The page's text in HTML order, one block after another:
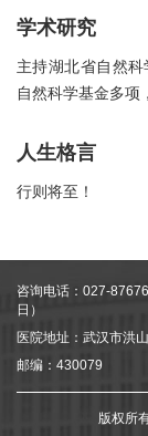
学术研究
主持湖北省自然
自然科学基金多项
人生格言
行则将至！
咨询电话：027-
日）
医院地址：武汉市洪
邮编：430079
版权所